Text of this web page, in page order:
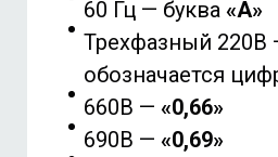
60 Гц — буква «А»
Трехфазный 220В
обозначается
660В — «0,66»
690В — «0,69»